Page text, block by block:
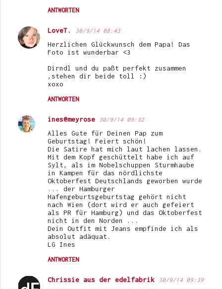
ANTWORTEN
LoveT. 30/9/14 08:43
Herzlichen Glückwunsch dem Papa! Das
Foto ist wunderbar <3
Dirndl und du paßt perfekt zusammen
,stehen dir beide toll :)
xoxo
ANTWORTEN
ines@meyrose 30/9/14 09:32
Alles Gute für Deinen Pap zum
Geburtstag! Feiert schön!
Die Satire hat mich laut lachen lassen.
Mit dem Kopf geschüttelt habe ich auf
Sylt, als im Nobelschuppen Sturmhaube
in Kampen für das nördlichste
Oktoberfest Deutschlands geworben wurde
... der Hamburger
Hafengeburtsgeburtstag gehört nicht
nach Wien (dort wird er auch gefeiert
als PR für Hamburg) und das Oktoberfest
nicht in den Norden ...
Dein Outfit mit Jeans empfinde ich als
absolut adäquat.
LG Ines
ANTWORTEN
Chrissie aus der edelfabrik 30/9/14 09:39